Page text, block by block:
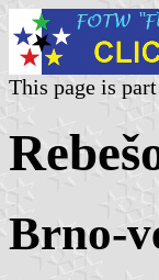
This page is
Brno-